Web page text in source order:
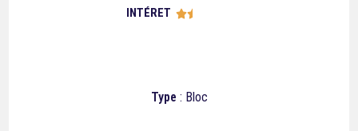
INTÉRET 
Type : Bloc